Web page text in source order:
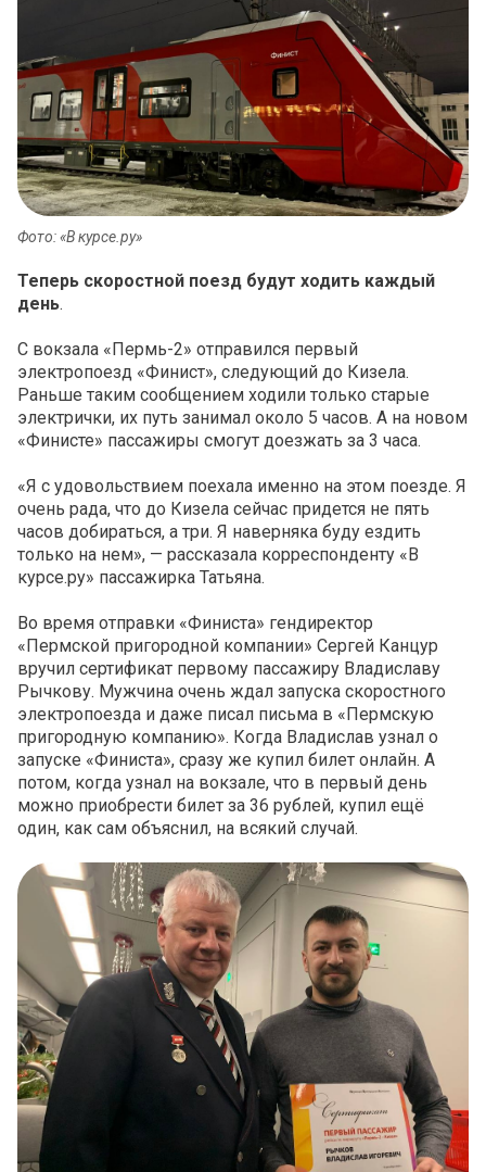
Фото: «В курсе.ру»
Теперь скоростной поезд будут ходить каждый
день.
С вокзала «Пермь-2» отправился первый
электропоезд «Финист», следующий до Кизела.
Раньше таким сообщением ходили только старые
электрички, их путь занимал около 5 часов. А на новом
«Финисте» пассажиры смогут доезжать за 3 часа.
«Я с удовольствием поехала именно на этом поезде. Я
очень рада, что до Кизела сейчас придется не пять
часов добираться, а три. Я наверняка буду ездить
только на нем», — рассказала корреспонденту «В
курсе.ру» пассажирка Татьяна.
Во время отправки «Финиста» гендиректор
«Пермской пригородной компании» Сергей Канцур
вручил сертификат первому пассажиру Владиславу
Рычкову. Мужчина очень ждал запуска скоростного
электропоезда и даже писал письма в «Пермскую
пригородную компанию». Когда Владислав узнал о
запуске «Финиста», сразу же купил билет онлайн. А
потом, когда узнал на вокзале, что в первый день
можно приобрести билет за 36 рублей, купил ещё
один, как сам объяснил, на всякий случай.